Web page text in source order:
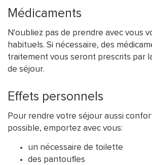
Médicaments
N'oubliez pas de prendre avec vous
habituels. Si nécessaire, des
traitement vous seront prescrits par
de séjour.
Effets personnels
Pour rendre votre séjour aussi
possible, emportez avec vous:
un nécessaire de toilette
des pantoufles